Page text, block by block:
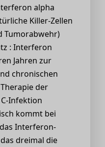
alpha
Killer-Zellen
Tumorabwehr)
: Interferon
Jahren zur
chronischen
der
Infektion
kommt bei
Interferon-
dreimal die